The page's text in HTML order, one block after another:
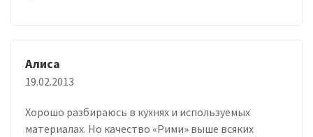
Алиса
19.02.2013
Хорошо разбираюсь в кухнях и используемых
материалах. Но качество «Рими» выше всяких